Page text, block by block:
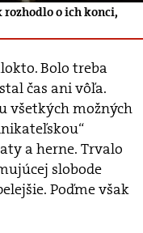
o ich konci,
Bolo treba
čas ani vôľa.
všetkých možných
a herne. Trvalo
slobode
Poďme však